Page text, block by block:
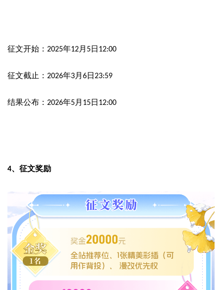
征文开始： 2025年12月 5日 12:00
征文截止： 2026年3月 6日 23:59
结果公布： 2026年5月 15日 12:00
4、 征文奖励